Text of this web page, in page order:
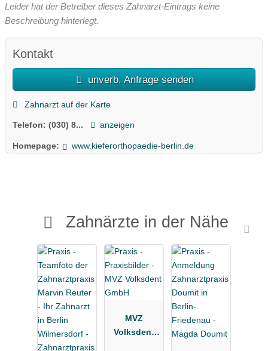
Leider hat der Betreiber dieses Zahnarzt-Eintrags keine
Beschreibung hinterlegt.
Kontakt
unverb. Anfrage senden
Zahnarzt auf der Karte
Telefon: (030) 8... anzeigen
Homepage: www.kieferorthopaedie-berlin.de
Zahnärzte in der Nähe
MVZ
Volksdent